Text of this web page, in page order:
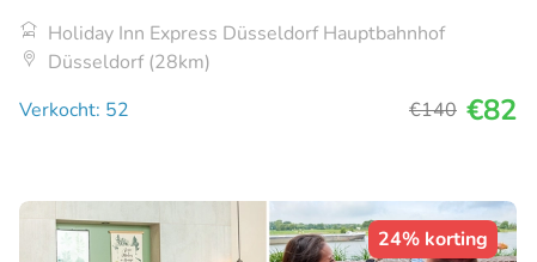
Holiday Inn Express Düsseldorf Hauptbahnhof
Düsseldorf (28km)
Verkocht: 52
€140 €82
24% korting